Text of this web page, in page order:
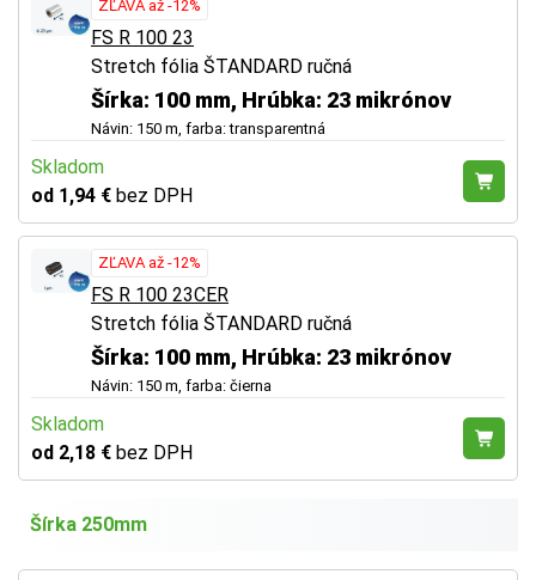
ZĽAVA až -12%
FS R 100 23
Stretch fólia ŠTANDARD ručná
Šírka: 100 mm, Hrúbka: 23 mikrónov
Návin: 150 m, farba: transparentná
Skladom
od 1,94 € bez DPH
ZĽAVA až -12%
FS R 100 23CER
Stretch fólia ŠTANDARD ručná
Šírka: 100 mm, Hrúbka: 23 mikrónov
Návin: 150 m, farba: čierna
Skladom
od 2,18 € bez DPH
Šírka 250mm